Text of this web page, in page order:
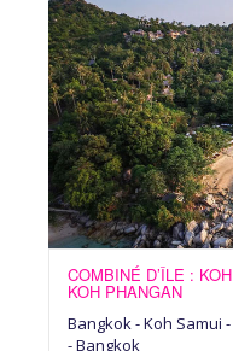
COMBINÉ D’ÎLE :
KOH PHANGAN
Bangkok - Koh Samui
- Bangkok